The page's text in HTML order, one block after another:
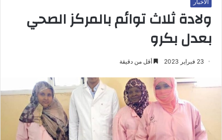
الأخبار
ولادة ثلاث توائم بالمركز الصحي
بعدل بكرو
23 فبراير 2023 أقل من دقيقة